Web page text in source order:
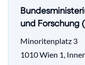
und Forschung
Minoritenplatz 3
1010 Wien 1,